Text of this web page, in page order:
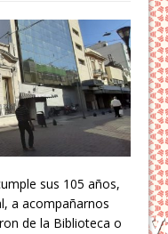
sus 105 años,
a acompañarnos
de la Biblioteca o